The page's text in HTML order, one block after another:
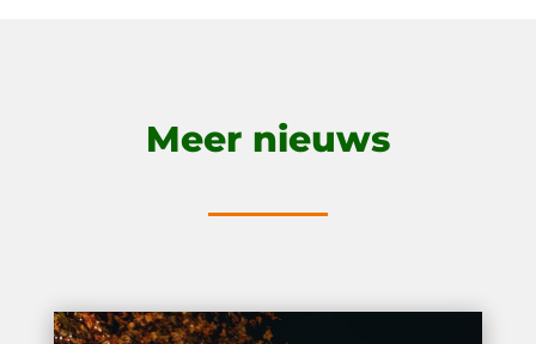
Meer nieuws